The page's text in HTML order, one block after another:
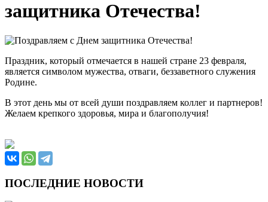
защитника Отечества!
Праздник, который отмечается в нашей стране 23 февраля,
является символом мужества, отваги, беззаветного служения
Родине.
В этот день мы от всей души поздравляем коллег и партнеров!
Желаем крепкого здоровья, мира и благополучия!
ПОСЛЕДНИЕ НОВОСТИ